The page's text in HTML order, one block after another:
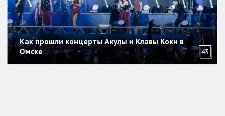
Как прошли концерты Акулы и Клавы Коки в
Омске
43